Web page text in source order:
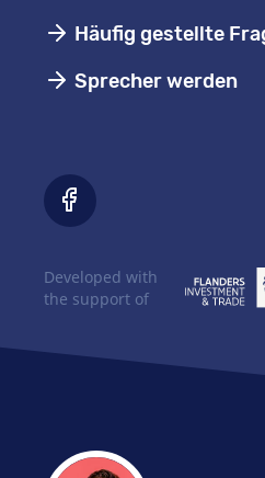
Häufig gestellte
Sprecher werden
Developed with
the support of